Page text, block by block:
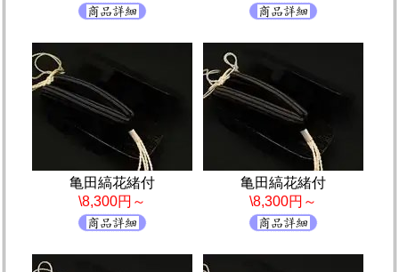
亀田縞花緒付
\8,300円～
亀田縞花緒付
\8,300円～